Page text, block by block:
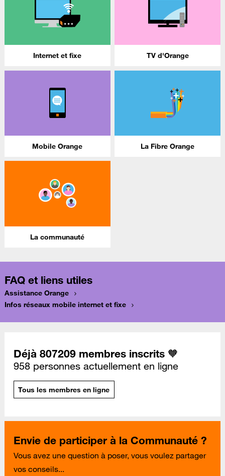
Internet et fixe TV d'Orange
Mobile Orange La Fibre Orange
La communauté
FAQ et liens utiles
Assistance Orange
Infos réseaux mobile internet et fixe
Déjà 807209 membres inscrits 🧡
958 personnes actuellement en ligne
Tous les membres en ligne
Envie de participer à la Communauté ?
Vous avez une question à poser, vous voulez partager
vos conseils...